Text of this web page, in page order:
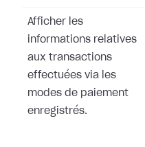
Afficher les
informations relatives
aux transactions
effectuées via les
modes de paiement
enregistrés.